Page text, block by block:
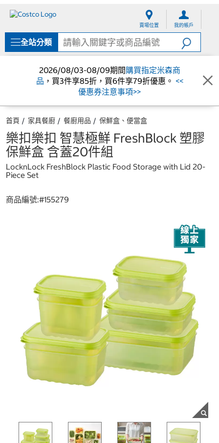
單
賣場位置 我的帳戶
全站分類
2026/08/03-08/09期間購買指定米森商
品 ，買3件享85折，買6件享79折優惠。 <<
優惠券注意事項>>
首頁 家具餐廚 餐廚用品 保鮮盒、便當盒
樂扣樂扣 智慧極鮮 FreshBlock 塑膠
保鮮盒 含蓋20件組
LocknLock FreshBlock Plastic Food Storage with Lid 20-
Piece Set
商品編號:#155279